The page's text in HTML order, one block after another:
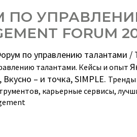
ПО
FORUM
по управлению талантами /
талантами. Кейсы и опыт
Вкусно – и точка,SIMPLE. Тренды
карьерные сервисы,